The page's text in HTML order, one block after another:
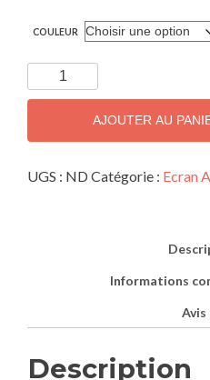
COULEUR
quantité
de
complet
6
AJOUTER AU
UGS : ND Catégorie : Ecran
Informations
Avis
Description